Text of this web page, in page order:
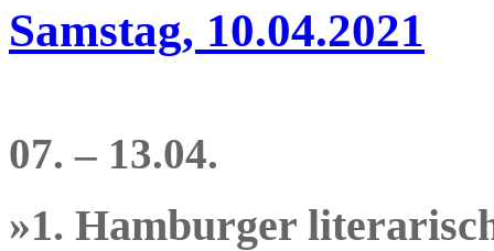
Samstag, 10.04.2021
07. – 13.04.
»1. Hamburger